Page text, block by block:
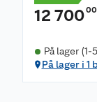
12 70000
På lager (1-
På lager i 1